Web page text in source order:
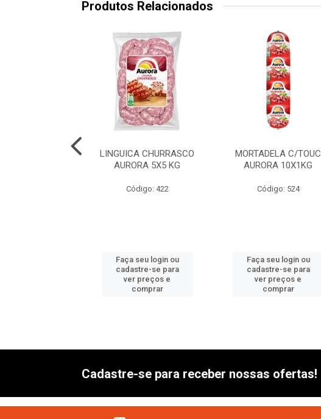
Produtos Relacionados
LINGUICA CHURRASCO
AURORA 5X5 KG
Código: 422
Faça seu login ou
cadastre-se para
ver preços e
comprar
MORTADELA C/TOUC
AURORA 10X1KG
Código: 524
Faça seu login ou
cadastre-se para
ver preços e
comprar
Cadastre-se para receber nossas ofertas!